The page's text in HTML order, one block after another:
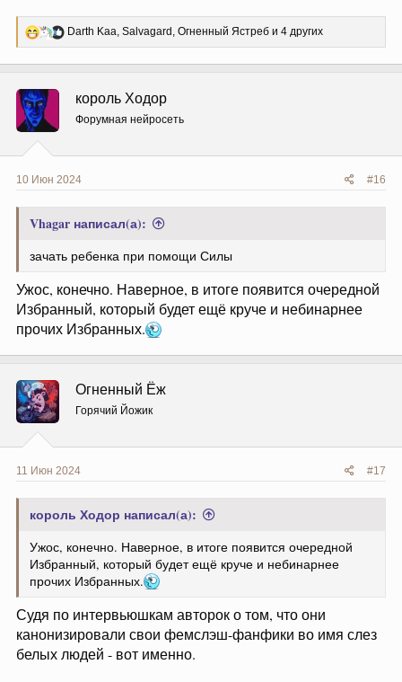
Р
е
Darth Kaa, Salvagard, Огненный Ястреб и 4 других
король Ходор
Форумная нейросеть
10 Июн 2024 #16
Vhagar написал(а):
зачать ребенка при помощи Силы
Ужос, конечно. Наверное, в итоге появится очередной
Избранный, который будет ещё круче и небинарнее
прочих Избранных.
Огненный Ёж
Горячий Йожик
11 Июн 2024 #17
король Ходор написал(а):
Ужос, конечно. Наверное, в итоге появится очередной
Избранный, который будет ещё круче и небинарнее
прочих Избранных.
Судя по интервьюшкам авторок о том, что они
канонизировали свои фемслэш-фанфики во имя слез
белых людей - вот именно.